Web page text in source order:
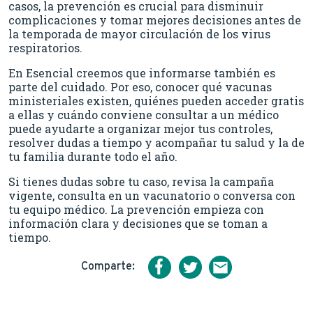
casos, la prevención es crucial para disminuir
complicaciones y tomar mejores decisiones antes de
la temporada de mayor circulación de los virus
respiratorios.
En Esencial creemos que informarse también es
parte del cuidado. Por eso, conocer qué vacunas
ministeriales existen, quiénes pueden acceder gratis
a ellas y cuándo conviene consultar a un médico
puede ayudarte a organizar mejor tus controles,
resolver dudas a tiempo y acompañar tu salud y la de
tu familia durante todo el año.
Si tienes dudas sobre tu caso, revisa la campaña
vigente, consulta en un vacunatorio o conversa con
tu equipo médico. La prevención empieza con
información clara y decisiones que se toman a
tiempo.
Comparte: